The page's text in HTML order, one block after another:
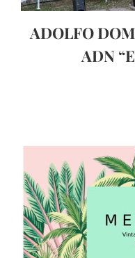
ADOLFO
ADN